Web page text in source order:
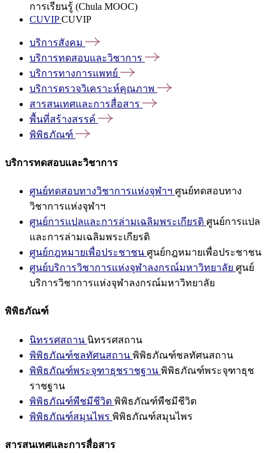
การเรียนรู้ (Chula MOOC)
CUVIPCUVIP
บริการสังคม
บริการทดสอบและวิชาการ
บริการทางการแพทย์
บริการตรวจวิเคราะห์คุณภาพ
สารสนเทศและการสื่อสาร
พื้นที่สร้างสรรค์
พิพิธภัณฑ์
บริการทดสอบและวิชาการ
ศูนย์ทดสอบทางวิชาการแห่งจุฬาฯ ศูนย์ทดสอบทาง
วิชาการแห่งจุฬาฯ
ศูนย์การแปลและการล่ามเฉลิมพระเกียรติ ศูนย์การแปล
และการล่ามเฉลิมพระเกียรติ
ศูนย์กฎหมายเพื่อประชาชน ศูนย์กฎหมายเพื่อประชาชน
ศูนย์บริการวิชาการแห่งจุฬาลงกรณ์มหาวิทยาลัย ศูนย์
บริการวิชาการแห่งจุฬาลงกรณ์มหาวิทยาลัย
พิพิธภัณฑ์
นิทรรศสถาน นิทรรศสถาน
พิพิธภัณฑ์ชลทัศนสถาน พิพิธภัณฑ์ชลทัศนสถาน
พิพิธภัณฑ์พระจุฑาธุชราชฐาน พิพิธภัณฑ์พระจุฑาธุช
ราชฐาน
พิพิธภัณฑ์พืชมีชีวิต พิพิธภัณฑ์พืชมีชีวิต
พิพิธภัณฑ์สมุนไพร พิพิธภัณฑ์สมุนไพร
สารสนเทศและการสื่อสาร